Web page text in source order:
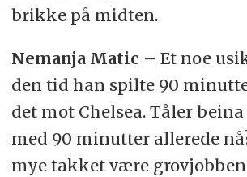
brikke på midten.
Nemanja Matic – Et noe
den tid han spilte 90
det mot Chelsea. Tåler
med 90 minutter allerede
mye takket være